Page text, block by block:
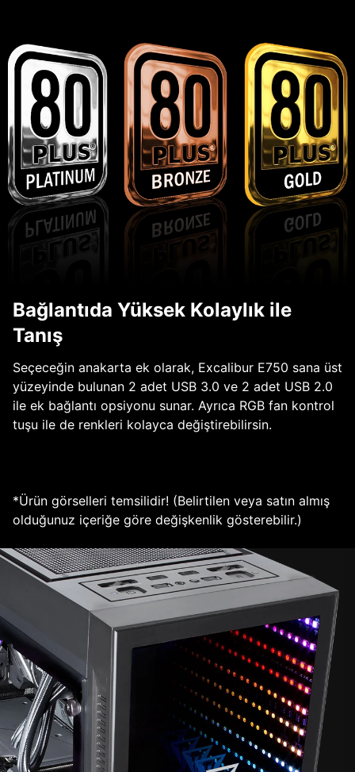
Bağlantıda Yüksek Kolaylık ile
Tanış
Seçeceğin anakarta ek olarak, Excalibur E750 sana üst
yüzeyinde bulunan 2 adet USB 3.0 ve 2 adet USB 2.0
ile ek bağlantı opsiyonu sunar. Ayrıca RGB fan kontrol
tuşu ile de renkleri kolayca değiştirebilirsin.
*Ürün görselleri temsilidir! (Belirtilen veya satın almış
olduğunuz içeriğe göre değişkenlik gösterebilir.)